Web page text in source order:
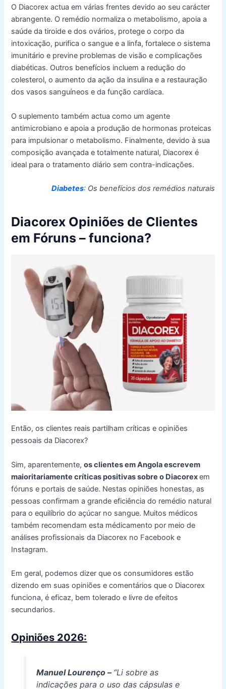
O Diacorex actua em várias frentes devido ao seu carácter
abrangente. O remédio normaliza o metabolismo, apoia a
saúde da tiroide e dos ovários, protege o corpo da
intoxicação, purifica o sangue e a linfa, fortalece o sistema
imunitário e previne problemas de visão e complicações
diabéticas. Outros benefícios incluem a redução do
colesterol, o aumento da ação da insulina e a restauração
dos vasos sanguíneos e da função cardíaca.
O suplemento também actua como um agente
antimicrobiano e apoia a produção de hormonas proteicas
para impulsionar o metabolismo. Finalmente, devido à sua
composição avançada e totalmente natural, Diacorex é
ideal para o tratamento diário sem contra-indicações.
Diabetes: Os benefícios dos remédios naturais
Diacorex Opiniões de Clientes
em Fóruns – funciona?
Então, os clientes reais partilham críticas e opiniões
pessoais da Diacorex?
Sim, aparentemente,os clientes em Angola escrevem
maioritariamente críticas positivas sobre o Diacorexem
fóruns e portais de saúde. Nestas opiniões honestas, as
pessoas confirmam a grande eficiência do remédio natural
para o equilíbrio do açúcar no sangue. Muitos médicos
também recomendam esta médicamento por meio de
análises profissionais da Diacorex no Facebook e
Instagram.
Em geral, podemos dizer que os consumidores estão
dizendo em suas opiniões ecomentáriosque o Diacorex
funciona, é eficaz, bem tolerado e livre deefeitos
secundarios.
Opiniões 2026:
Manuel Lourenço – “Li sobre as
indicações para o uso das cápsulas e